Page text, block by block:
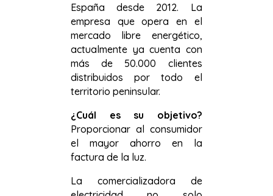
España desde 2012. La
empresa que opera en el
mercado libre energético,
actualmente ya cuenta con
más de 50.000 clientes
distribuidos por todo el
territorio peninsular.
¿Cuál es su objetivo?
Proporcionar al consumidor
el mayor ahorro en la
factura de la luz.
La comercializadora de